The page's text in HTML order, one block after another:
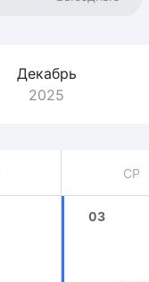
Декабрь
2025
СР
03